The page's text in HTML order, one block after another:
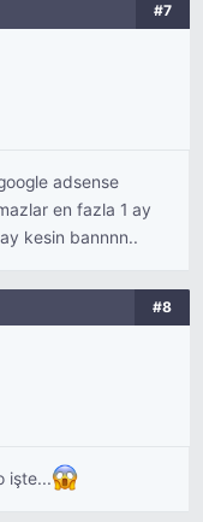
#7
adsense
en fazla 1 ay
kesin bannnn..
#8
işte...